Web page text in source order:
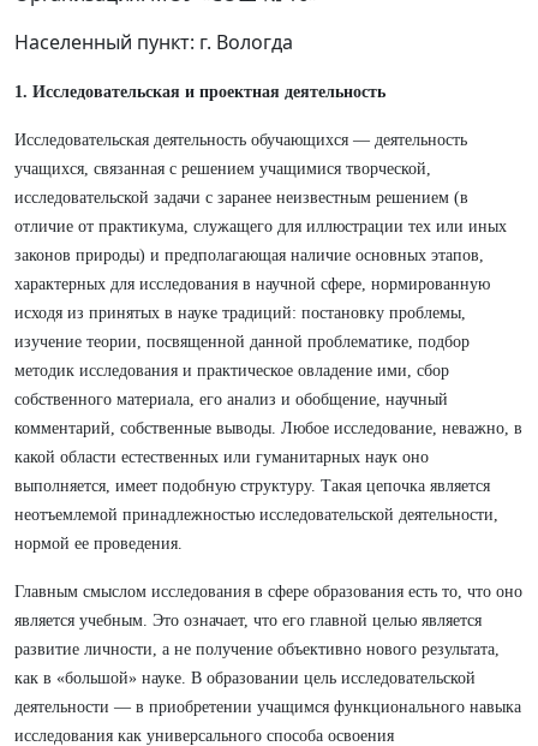
Населенный пункт: г. Вологда
1. Исследовательская и проектная деятельность
Исследовательская деятельность обучающихся — деятельность
учащихся, связанная с решением учащимися творческой,
исследовательской задачи с заранее неизвестным решением (в
отличие от практикума, служащего для иллюстрации тех или иных
законов природы) и предполагающая наличие основных этапов,
характерных для исследования в научной сфере, нормированную
исходя из принятых в науке традиций: постановку проблемы,
изучение теории, посвященной данной проблематике, подбор
методик исследования и практическое овладение ими, сбор
собственного материала, его анализ и обобщение, научный
комментарий, собственные выводы. Любое исследование, неважно, в
какой области естественных или гуманитарных наук оно
выполняется, имеет подобную структуру. Такая цепочка является
неотъемлемой принадлежностью исследовательской деятельности,
нормой ее проведения.
Главным смыслом исследования в сфере образования есть то, что оно
является учебным. Это означает, что его главной целью является
развитие личности, а не получение объективно нового результата,
как в «большой» науке. В образовании цель исследовательской
деятельности — в приобретении учащимся функционального навыка
исследования как универсального способа освоения